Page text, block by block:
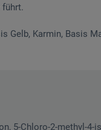
führt.
Gelb, Karmin, Basis
5-Chloro-2-methyl-4-